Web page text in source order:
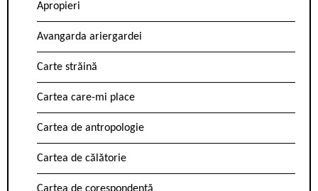
Apropieri
Avangarda ariergardei
Carte străină
Cartea care-mi place
Cartea de antropologie
Cartea de călătorie